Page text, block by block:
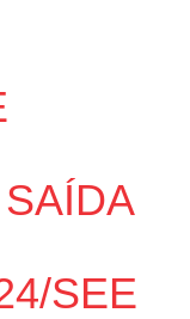
SEE